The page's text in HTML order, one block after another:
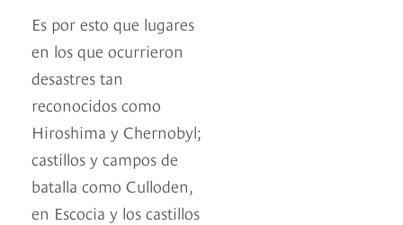
Es por esto que lugares
en los que ocurrieron
desastres tan
reconocidos como
Hiroshima y Chernobyl;
castillos y campos de
batalla como Culloden,
en Escocia y los castillos